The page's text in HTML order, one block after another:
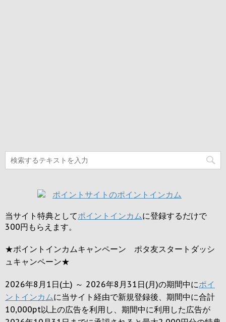
当サイト特典としてポイントインカムに登録するだけで
300円 もらえます。
★ポイントインカムキャンペーン ポタ友スタートダッシ
ュキャンペーン★
2026年8月1日(土) ～ 2026年8月31日(月)の期間中にポイ
ントインカムに当サイト経由で新規登録後、期間中に合計
10,000pt以上の広告を利用し、期間中に利用した広告が